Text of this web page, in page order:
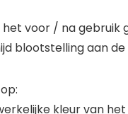
het voor / na gebruik
blootstelling aan
kleur van